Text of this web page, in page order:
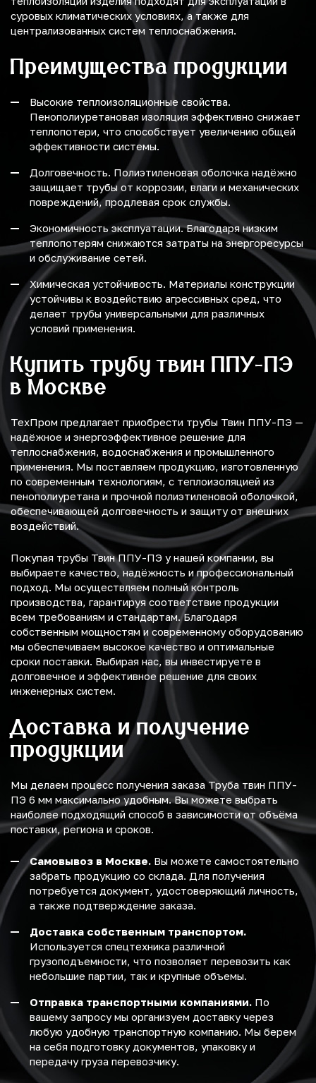
суровых климатических условиях, а также для
централизованных систем теплоснабжения.
Преимущества продукции
Высокие теплоизоляционные свойства.
Пенополиуретановая изоляция эффективно снижает
теплопотери, что способствует увеличению общей
эффективности системы.
Долговечность. Полиэтиленовая оболочка надёжно
защищает трубы от коррозии, влаги и механических
повреждений, продлевая срок службы.
Экономичность эксплуатации. Благодаря низким
теплопотерям снижаются затраты на энергоресурсы
и обслуживание сетей.
Химическая устойчивость. Материалы конструкции
устойчивы к воздействию агрессивных сред, что
делает трубы универсальными для различных
условий применения.
Купить трубу твин ППУ-ПЭ
в Москве
ТехПром предлагает приобрести трубы Твин ППУ-ПЭ —
надёжное и энергоэффективное решение для
теплоснабжения, водоснабжения и промышленного
применения. Мы поставляем продукцию, изготовленную
по современным технологиям, с теплоизоляцией из
пенополиуретана и прочной полиэтиленовой оболочкой,
обеспечивающей долговечность и защиту от внешних
воздействий.
Покупая трубы Твин ППУ-ПЭ у нашей компании, вы
выбираете качество, надёжность и профессиональный
подход. Мы осуществляем полный контроль
производства, гарантируя соответствие продукции
всем требованиям и стандартам. Благодаря
собственным мощностям и современному оборудованию
мы обеспечиваем высокое качество и оптимальные
сроки поставки. Выбирая нас, вы инвестируете в
долговечное и эффективное решение для своих
инженерных систем.
Доставка и получение
продукции
Мы делаем процесс получения заказа Труба твин ППУ-
ПЭ 6 мм максимально удобным. Вы можете выбрать
наиболее подходящий способ в зависимости от объёма
поставки, региона и сроков.
Самовывоз в Москве. Вы можете самостоятельно
забрать продукцию со склада. Для получения
потребуется документ, удостоверяющий личность,
а также подтверждение заказа.
Доставка собственным транспортом.
Используется спецтехника различной
грузоподъемности, что позволяет перевозить как
небольшие партии, так и крупные объемы.
Отправка транспортными компаниями. По
вашему запросу мы организуем доставку через
любую удобную транспортную компанию. Мы берем
на себя подготовку документов, упаковку и
передачу груза перевозчику.